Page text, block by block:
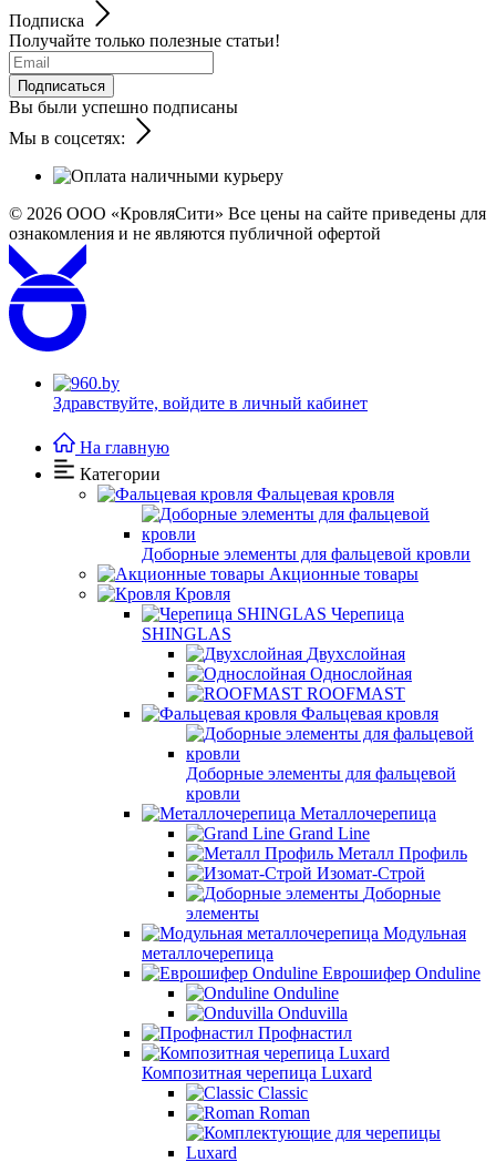
Подписка
Получайте только полезные статьи!
Подписаться
Вы были успешно подписаны
Мы в соцсетях:
© 2026 ООО «КровляСити» Все цены на сайте приведены для
ознакомления и не являются публичной офертой
Здравствуйте, войдите в личный кабинет
На главную
Категории
Фальцевая кровля
Доборные элементы для фальцевой кровли
Акционные товары
Кровля
Черепица
SHINGLAS
Двухслойная
Однослойная
ROOFMAST
Фальцевая кровля
Доборные элементы для фальцевой
кровли
Металлочерепица
Grand Line
Металл Профиль
Изомат-Строй
Доборные
элементы
Модульная
металлочерепица
Еврошифер Onduline
Onduline
Onduvilla
Профнастил
Композитная черепица Luxard
Сlassic
Roman